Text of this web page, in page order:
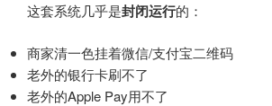
这套系统几乎是封闭运行的：
商家清一色挂着微信/支付宝二维码
老外的银行卡刷不了
老外的Apple Pay用不了